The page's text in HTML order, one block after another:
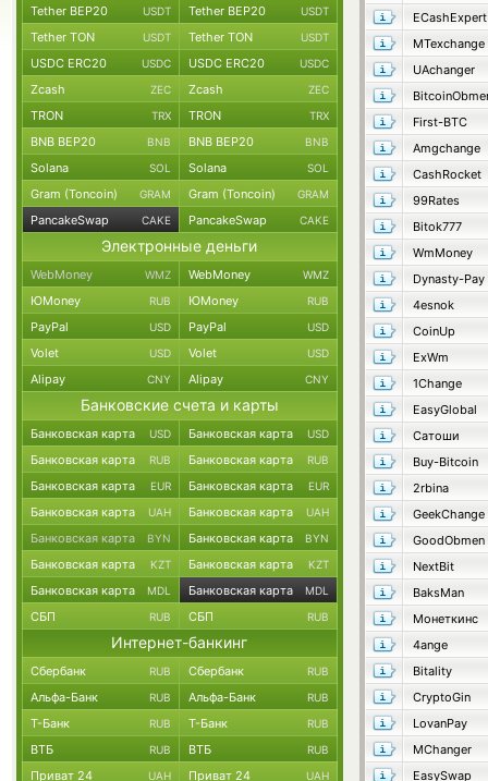
ECashExpert
MTexchange
UAchanger
First-BTC
Amgchange
CashRocket
99Rates
Bitok777
WmMoney
Dynasty-Pay
4esnok
CoinUp
ExWm
1Change
EasyGlobal
Сатоши
Buy-Bitcoin
2rbina
GeekChange
GoodObmen
NextBit
BaksMan
Монеткинс
4ange
Bitality
CryptoGin
LovanPay
MChanger
EasySwap
Tether BEP20 USDT Tether BEP20 USDT
Tether TON USDT Tether TON USDT
USDC ERC20 USDC USDC ERC20 USDC
Zcash ZEC Zcash ZEC
TRON TRX TRON TRX
BNB BEP20 BNB BNB BEP20 BNB
Solana SOL Solana SOL
Gram (Toncoin) GRAM Gram (Toncoin) GRAM
PancakeSwap CAKE PancakeSwap CAKE
Электронные деньги
WebMoney WMZ WebMoney WMZ
ЮMoney RUB ЮMoney RUB
PayPal USD PayPal USD
Volet USD Volet USD
Alipay CNY Alipay CNY
Банковские счета и карты
Банковская карта USD Банковская карта USD
Банковская карта RUB Банковская карта RUB
Банковская карта EUR Банковская карта EUR
Банковская карта UAH Банковская карта UAH
Банковская карта BYN Банковская карта BYN
Банковская карта KZT Банковская карта KZT
Банковская карта MDL Банковская карта MDL
СБП RUB СБП RUB
Интернет-банкинг
Сбербанк RUB Сбербанк RUB
Альфа-Банк RUB Альфа-Банк RUB
Т-Банк RUB Т-Банк RUB
ВТБ RUB ВТБ RUB
Приват 24 UAH Приват 24 UAH